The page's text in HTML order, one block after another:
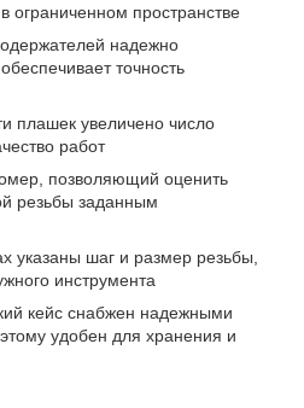
ограниченном пространстве
надежно
точность
плашек увеличено число
работ
позволяющий оценить
резьбы заданным
указаны шаг и размер резьбы,
инструмента
кейс снабжен надежными
удобен для хранения и